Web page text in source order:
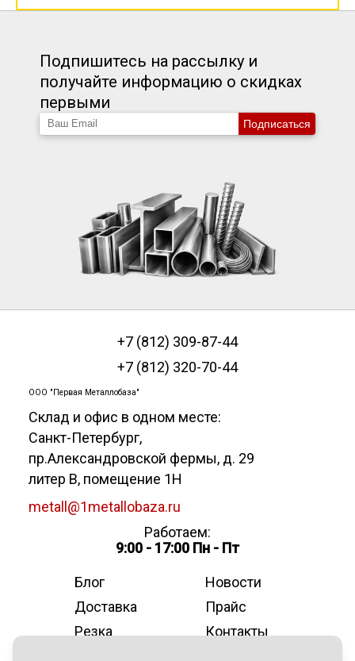
Подпишитесь на рассылку и
получайте информацию о скидках
первыми
Подписаться
+7 (812) 309-87-44
+7 (812) 320-70-44
ООО "Первая Металлобаза"
Склад и офис в одном месте:
Санкт-Петербург,
пр.Александровской фермы, д. 29
литер В, помещение 1Н
metall@1metallobaza.ru
Работаем:
9:00 - 17:00 Пн - Пт
Блог
Новости
Доставка
Прайс
Резка
Контакты